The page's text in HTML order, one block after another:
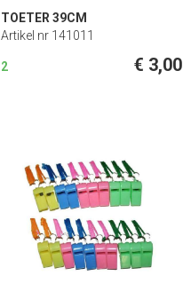
TOETER 39CM
Artikel nr 141011
2 € 3,00